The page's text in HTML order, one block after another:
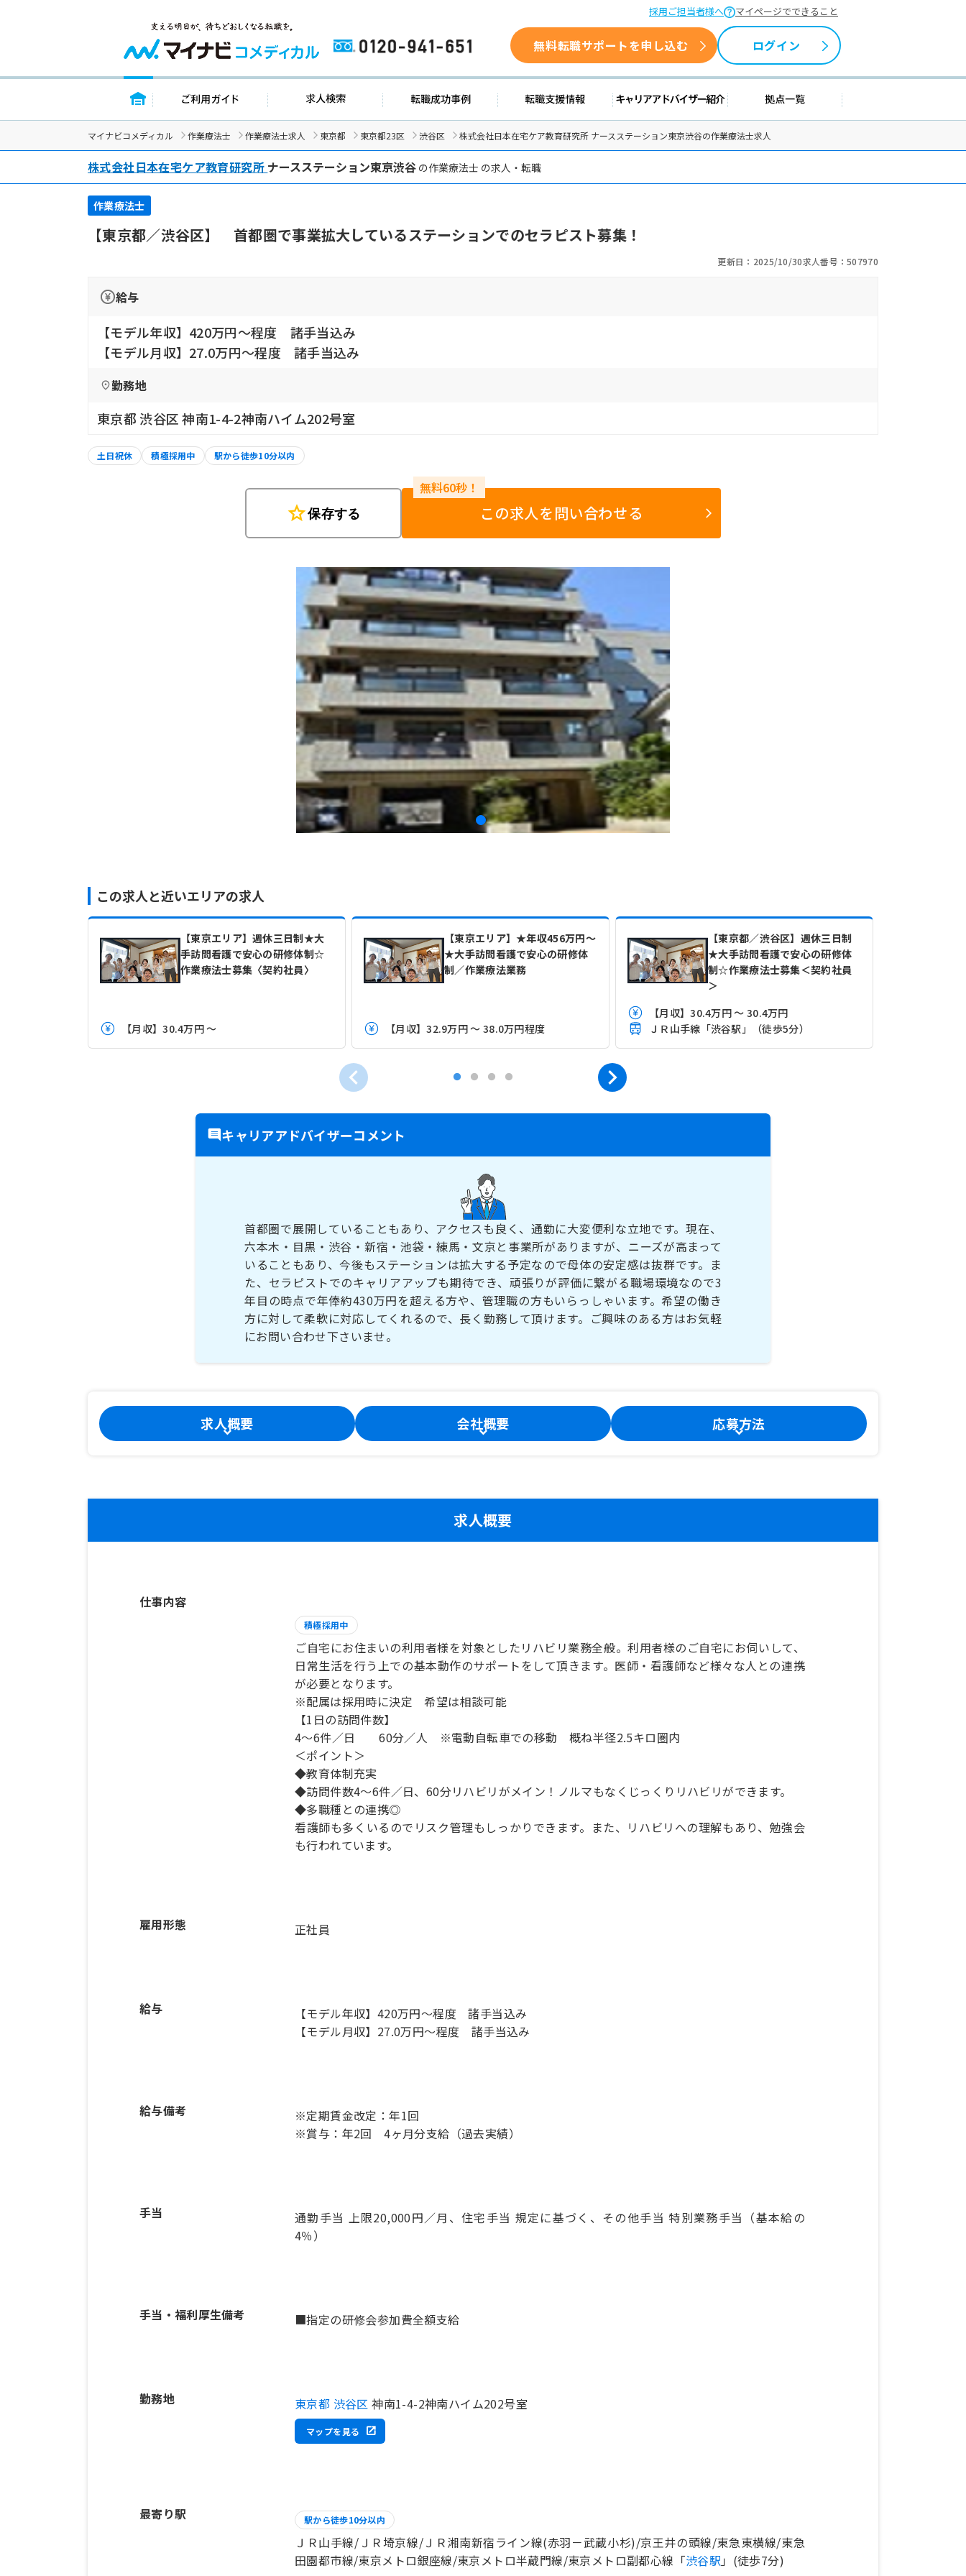
採用ご担当者様へ マイページでできること
0120-941-651 無料転職サポートを申し込む ログイン
トップページ ご利用ガイド 求人検索 転職成功事例 転職支援情報 キャリアアドバイザー紹介 拠点一覧
マイナビコメディカル 作業療法士 作業療法士求人 東京都 東京都23区 渋谷区 株式会社日本在宅ケア教育研究所 ナースステーション東京渋谷の作業療法士求人
株式会社日本在宅ケア教育研究所 ナースステーション東京渋谷 の作業療法士 の求人・転職
作業療法士
【東京都／渋谷区】 首都圏で事業拡大しているステーションでのセラピスト募集！
更新日：2025/10/30求人番号：507970
給与
【モデル年収】420万円〜程度 諸手当込み
【モデル月収】27.0万円〜程度 諸手当込み
勤務地
東京都 渋谷区 神南1-4-2神南ハイム202号室
土日祝休 積極採用中 駅から徒歩10分以内
star保存する この求人を問い合わせる
この求人と近いエリアの求人
【東京エリア】週休三日制★大
手訪問看護で安心の研修体制☆
作業療法士募集〈契約社員〉
【月収】30.4万円 ～
【東京エリア】★年収456万円～
★大手訪問看護で安心の研修体
制／作業療法業務
【月収】32.9万円 ～ 38.0万円程度
【東京都／渋谷区】週休三日制
★大手訪問看護で安心の研修体
制☆作業療法士募集＜契約社員
＞
【月収】30.4万円 ～ 30.4万円
ＪＲ山手線「渋谷駅」（徒歩5分）
キャリアアドバイザーコメント
首都圏で展開していることもあり、アクセスも良く、通勤に大変便利な立地です。現在、
六本木・目黒・渋谷・新宿・池袋・練馬・文京と事業所がありますが、ニーズが高まって
いることもあり、今後もステーションは拡大する予定なので母体の安定感は抜群です。ま
た、セラピストでのキャリアアップも期待でき、頑張りが評価に繋がる職場環境なので3
年目の時点で年俸約430万円を超える方や、管理職の方もいらっしゃいます。希望の働き
方に対して柔軟に対応してくれるので、長く勤務して頂けます。ご興味のある方はお気軽
にお問い合わせ下さいませ。
求人概要 会社概要 応募方法
求人概要
仕事内容
積極採用中
ご自宅にお住まいの利用者様を対象としたリハビリ業務全般。利用者様のご自宅にお伺いして、
日常生活を行う上での基本動作のサポートをして頂きます。医師・看護師など様々な人との連携
が必要となります。
※配属は採用時に決定 希望は相談可能
【1日の訪問件数】
4～6件／日 60分／人 ※電動自転車での移動 概ね半径2.5キロ圏内
＜ポイント＞
◆教育体制充実
◆訪問件数4～6件／日、60分リハビリがメイン！ノルマもなくじっくりリハビリができます。
◆多職種との連携◎
看護師も多くいるのでリスク管理もしっかりできます。また、リハビリへの理解もあり、勉強会
も行われています。
雇用形態 正社員
給与
【モデル年収】420万円〜程度 諸手当込み
【モデル月収】27.0万円〜程度 諸手当込み
給与備考
※定期賃金改定：年1回
※賞与：年2回 4ヶ月分支給（過去実績）
手当
通勤手当 上限20,000円／月、住宅手当 規定に基づく、その他手当 特別業務手当（基本給の
4％）
手当・福利厚生備考 ■指定の研修会参加費全額支給
勤務地 東京都 渋谷区 神南1-4-2神南ハイム202号室
マップを見る
最寄り駅 駅から徒歩10分以内
ＪＲ山手線/ＪＲ埼京線/ＪＲ湘南新宿ライン線(赤羽－武蔵小杉)/京王井の頭線/東急東横線/東急
田園都市線/東京メトロ銀座線/東京メトロ半蔵門線/東京メトロ副都心線「渋谷駅 」(徒歩7分)